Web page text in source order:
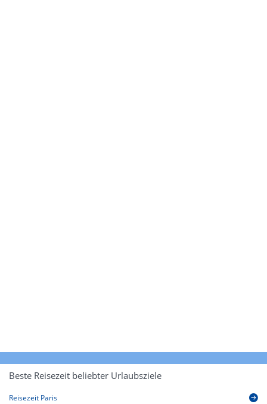
Beste Reisezeit beliebter Urlaubsziele
Reisezeit Paris